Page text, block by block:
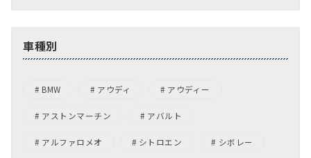
車種別
BMW アウディ アウディー
アストンマーチン アバルト
アルファロメオ シトロエン シボレー